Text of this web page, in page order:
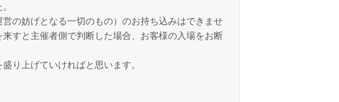
の妨げとなる一切のもの）のお持ち込みはできませ
すと主催者側で判断した場合、お客様の入場をお断
り上げていければと思います。